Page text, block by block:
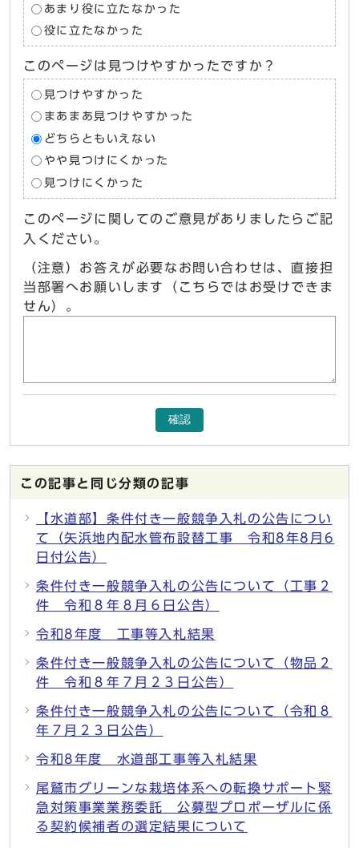
あまり役に立たなかった
役に立たなかった
このページは見つけやすかったですか？
見つけやすかった
まあまあ見つけやすかった
どちらともいえない
やや見つけにくかった
見つけにくかった
このページに関してのご意見がありましたらご記
入ください。
（注意）お答えが必要なお問い合わせは、直接担
当部署へお願いします（こちらではお受けできま
せん）。
確認
この記事と同じ分類の記事
【水道部】条件付き一般競争入札の公告につい
て（矢浜地内配水管布設替工事 令和8年8月6
日付公告）
条件付き一般競争入札の公告について（工事２
件 令和８年８月６日公告）
令和8年度 工事等入札結果
条件付き一般競争入札の公告について（物品２
件 令和８年７月２３日公告）
条件付き一般競争入札の公告について（令和８
年７月２３日公告）
令和8年度 水道部工事等入札結果
尾鷲市グリーンな栽培体系への転換サポート緊
急対策事業業務委託 公募型プロポーザルに係
る契約候補者の選定結果について